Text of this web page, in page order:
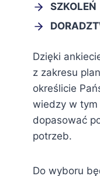
SZKOLEŃ
Dzięki
z zakresu
określicie
wiedzy w tym
dopasować
potrzeb.
Do wyboru